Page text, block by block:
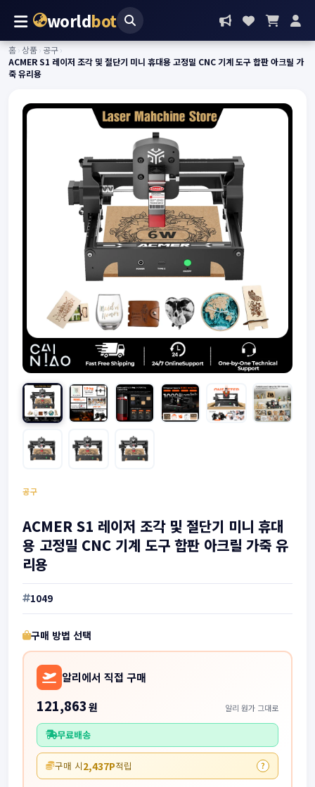
worldbot
홈›상품› 공구›
ACMER S1 레이저 조각 및 절단기 미니 휴대용 고정밀 CNC 기계 도구 합판 아크릴 가
죽 유리용
공구
ACMER S1 레이저 조각 및 절단기 미니 휴대
용 고정밀 CNC 기계 도구 합판 아크릴 가죽 유
리용
1049
구매 방법 선택
알리에서 직접 구매
121,863 원 알리 원가 그대로
무료배송
구매 시2,437P적립 ?